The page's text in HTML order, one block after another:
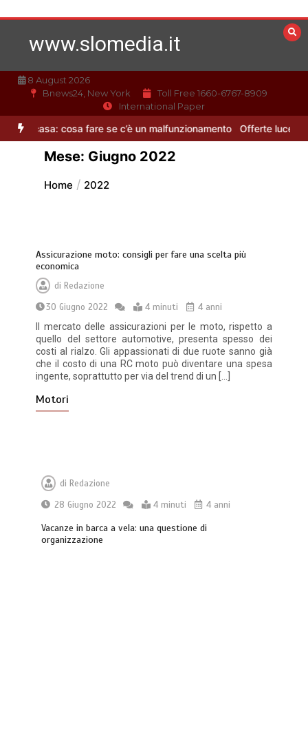
al
contenutowww.slomedia.it
8 August 2026
Bnews24, New York
Toll Free 1660-6767-8909
International Paper
fare se c’è un malfunzionamento Offerte luce e gas: come
Mese: Giugno 2022
Home 2022
Assicurazione moto: consigli per fare una scelta più
economica
diRedazione
30 Giugno 2022
4 minuti
4 anni
Il mercato delle assicurazioni per le moto, rispetto a
quello del settore automotive, presenta spesso dei
costi al rialzo. Gli appassionati di due ruote sanno già
che il costo di una RC moto può diventare una spesa
ingente, soprattutto per via del trend di un […]
Motori
diRedazione
28 Giugno 2022
4 minuti 4 anni
Vacanze in barca a vela: una questione di
organizzazione